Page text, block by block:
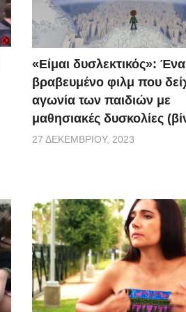
«Είμαι δυσλεκτικός»: Ένα
βραβευμένο φιλμ που
αγωνία των παιδιών με
μαθησιακές δυσκολίες
27 ΔΕΚΕΜΒΡΊΟΥ, 2023